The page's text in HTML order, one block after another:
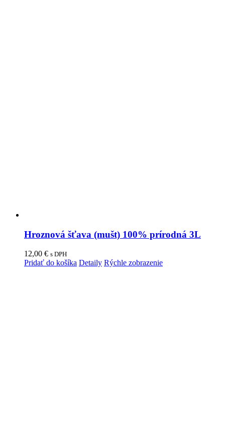
Hroznová šťava (mušt) 100% prírodná 3L
12,00 € s DPH
Pridať do košíka Detaily Rýchle zobrazenie